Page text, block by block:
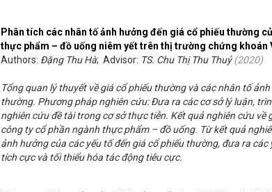
Phân tích các nhân tố ảnh hưởng đến giá cổ phiếu thường
thực phẩm – đồ uống niêm yết trên thị trường chứng khoán
Authors: Đặng Thu Hà; Advisor: TS. Chu Thị Thu Thuỷ(2020)
Tổng quan lý thuyết về giá cổ phiếu thường và các nhân tố
thường. Phương pháp nghiên cứu: Đưa ra các cơ sở lý luận,
nghiên cứu đề tài trong cơ sở thực tiễn. Kết quả nghiên cứu về
công ty cổ phần ngành thực phẩm – đồ uống. Từ kết quả
ảnh hưởng của các yếu tố đến giá cổ phiếu thường, đưa ra các
tích cực và tối thiểu hóa tác động tiêu cực.